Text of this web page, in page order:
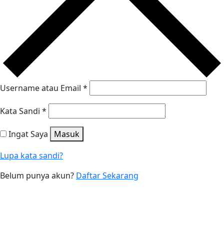
Username atau Email *
Kata Sandi *
Ingat Saya
Masuk
Lupa kata sandi?
Belum punya akun? Daftar Sekarang